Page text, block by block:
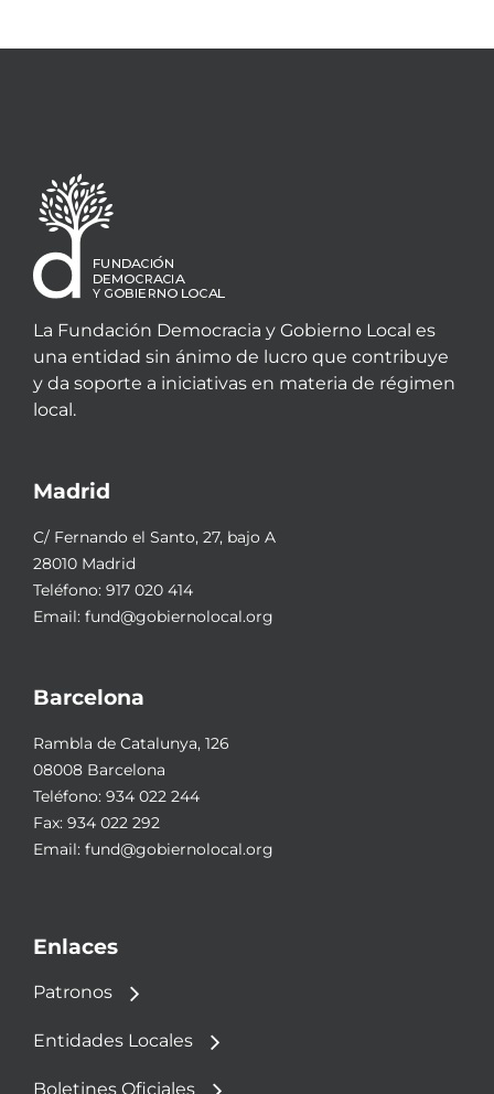
La Fundación Democracia y Gobierno Local es
una entidad sin ánimo de lucro que contribuye
y da soporte a iniciativas en materia de régimen
local.
Madrid
C/ Fernando el Santo, 27, bajo A
28010 Madrid
Teléfono: 917 020 414
Email: fund@gobiernolocal.org
Barcelona
Rambla de Catalunya, 126
08008 Barcelona
Teléfono: 934 022 244
Fax: 934 022 292
Email: fund@gobiernolocal.org
Enlaces
Patronos
Entidades Locales
Boletines Oficiales